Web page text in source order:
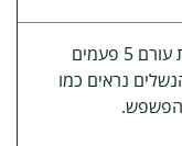
פשפשים צעירים משילים את עורם 5 פעמים
נראים כמו
הפשפש.